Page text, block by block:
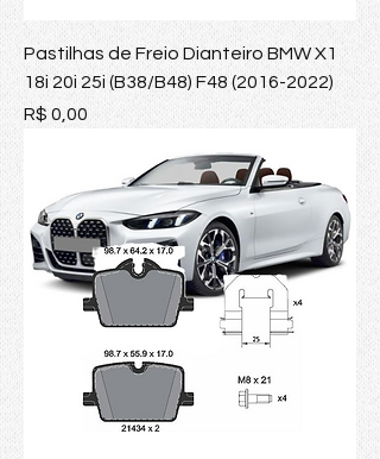
Pastilhas de Freio Dianteiro BMW X1
18i 20i 25i (B38/B48) F48 (2016-2022)
Preço
R$ 0,00